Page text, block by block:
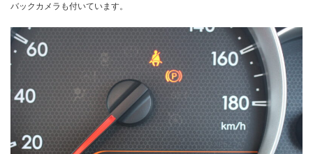
バックカメラも付いています。